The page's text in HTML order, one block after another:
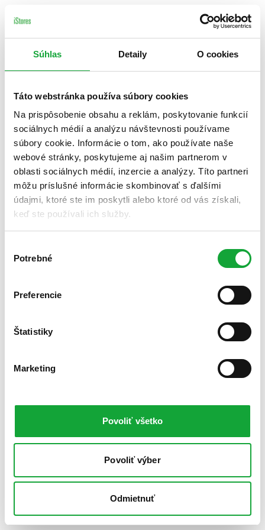
Súhlas Detaily O cookies
Táto webstránka používa súbory cookies
Na prispôsobenie obsahu a reklám, poskytovanie funkcií
sociálnych médií a analýzu návštevnosti používame
súbory cookie. Informácie o tom, ako používate naše
webové stránky, poskytujeme aj našim partnerom v
oblasti sociálnych médií, inzercie a analýzy. Títo partneri
môžu príslušné informácie skombinovať s ďalšími
údajmi, ktoré ste im poskytli alebo ktoré od vás získali,
keď ste používali ich služby.
súhlasu
Potrebné
Preferencie
Štatistiky
Marketing
Povoliť všetko
Povoliť výber
Odmietnuť